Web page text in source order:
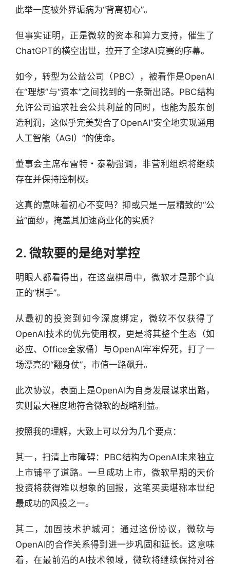
此举一度被外界诟病为“背离初心”。
但事实证明，正是微软的资本和算力支持，催生了
ChatGPT的横空出世，拉开了全球AI竞赛的序幕。
如今，转型为公益公司（PBC），被看作是OpenAI
在“理想”与“资本”之间找到的一条新出路。PBC结构
允许公司追求社会公共利益的同时，也能为股东创
造利润，这似乎完美契合了OpenAI“安全地实现通用
人工智能（AGI）”的使命。
董事会主席布雷特・泰勒强调，非营利组织将继续
存在并保持控制权。
这真的意味着初心不变吗？抑或只是一层精致的“公
益”面纱，掩盖其加速商业化的实质？
2. 微软要的是绝对掌控
明眼人都看得出，在这盘棋局中，微软才是那个真
正的“棋手”。
从最初的投资到如今深度绑定，微软不仅获得了
OpenAI技术的优先使用权，更是将其整个生态（如
必应、Office全家桶）与OpenAI牢牢焊死，打了一
场漂亮的“翻身仗”，市值一路飙升。
此次协议，表面上是OpenAI为自身发展谋求出路，
实则最大程度地符合微软的战略利益。
按照我的理解，大致上可以分为几个要点：
其一，扫清上市障碍：PBC结构为OpenAI未来独立
上市铺平了道路。一旦成功上市，微软早期的天价
投资将获得难以想象的回报，这笔买卖堪称本世纪
最成功的风投之一。
其二，加固技术护城河：通过这份协议，微软与
OpenAI的合作关系得到进一步巩固和延长。这意味
着，在最前沿的AI技术领域，微软将继续保持对谷